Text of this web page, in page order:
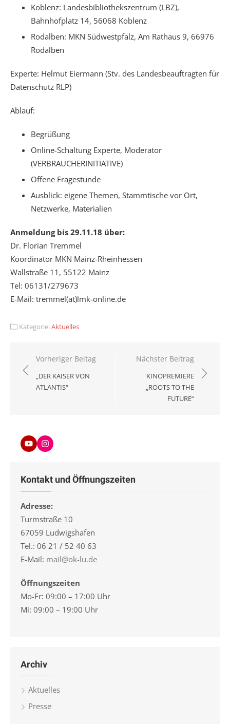
Koblenz: Landesbibliothekszentrum (LBZ),
Bahnhofplatz 14, 56068 Koblenz
Rodalben: MKN Südwestpfalz, Am Rathaus 9, 66976
Rodalben
Experte: Helmut Eiermann (Stv. des Landesbeauftragten für
Datenschutz RLP)
Ablauf:
Begrüßung
Online-Schaltung Experte, Moderator
(VERBRAUCHERINITIATIVE)
Offene Fragestunde
Ausblick: eigene Themen, Stammtische vor Ort,
Netzwerke, Materialien
Anmeldung bis 29.11.18 über:
Dr. Florian Tremmel
Koordinator MKN Mainz-Rheinhessen
Wallstraße 11, 55122 Mainz
Tel: 06131/279673
E-Mail: tremmel(at)lmk-online.de
Kategorie:Aktuelles
Beitragsnavigation
Vorheriger Beitag
„DER KAISER VON
ATLANTIS“
Nächster Beitrag
KINOPREMIERE
„ROOTS TO THE
FUTURE“
YoutubeInstagram
Kontakt und Öffnungszeiten
Adresse:
Turmstraße 10
67059 Ludwigshafen
Tel.: 06 21 / 52 40 63
E-Mail: mail@ok-lu.de
Öffnungszeiten
Mo-Fr: 09:00 – 17:00 Uhr
Mi: 09:00 – 19:00 Uhr
Archiv
Aktuelles
Presse